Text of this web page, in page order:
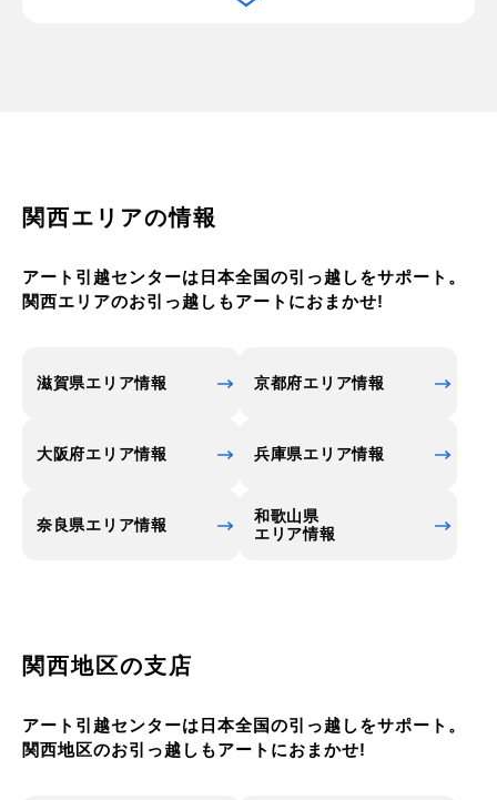
域のシンボルとなっており、かつてカネボウの工場
住宅開発が続いています。都島区は住環境に優れて
また、北部・中部には静かな住宅街が広がり、ファ
施設も充実しているため、住みやすさが際立ってい
自然環境も広がっており、都島区の魅力の一つとな
関西エリアの情報
アート引越センターは日本全国の引っ越しをサポート。
関西エリアのお引っ越しもアートにおまかせ!
滋賀県エリア情報 京都府エリア情報
大阪府エリア情報 兵庫県エリア情報
奈良県エリア情報
和歌山県
エリア情報
関西地区の支店
アート引越センターは日本全国の引っ越しをサポート。
関西地区のお引っ越しもアートにおまかせ!